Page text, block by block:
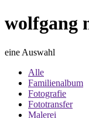
wolfgang
eine Auswahl
Alle
Familienalbum
Fotografie
Fototransfer
Malerei